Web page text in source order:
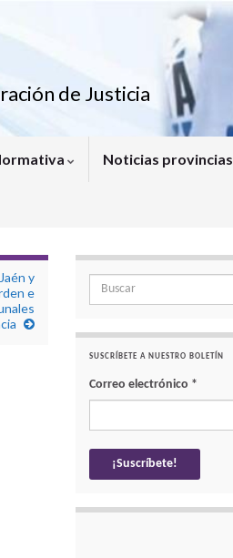
de Justicia
Noticias provincias
y
e
Search for:
SUSCRÍBETE A NUESTRO BOLETÍN
Correo electrónico *